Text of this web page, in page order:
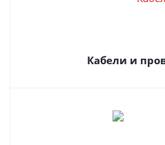
Кабели и